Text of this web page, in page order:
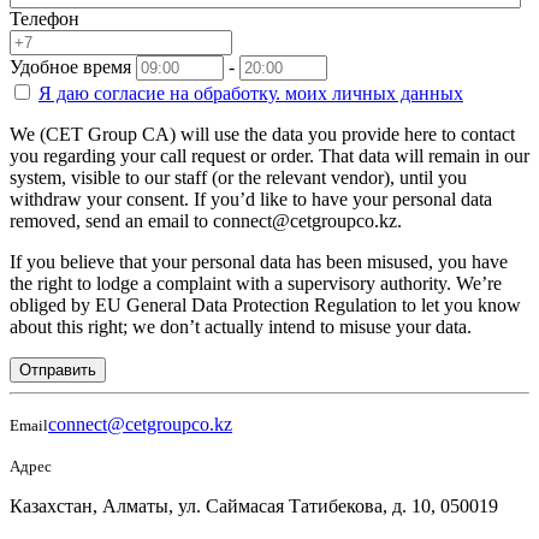
Телефон
Удобное время
-
Я даю согласие на обработку. моих личных данных
We (CET Group CA) will use the data you provide here to contact
you regarding your call request or order. That data will remain in our
system, visible to our staff (or the relevant vendor), until you
withdraw your consent. If you’d like to have your personal data
removed, send an email to connect@cetgroupco.kz.
If you believe that your personal data has been misused, you have
the right to lodge a complaint with a supervisory authority. We’re
obliged by EU General Data Protection Regulation to let you know
about this right; we don’t actually intend to misuse your data.
Отправить
Emailconnect@cetgroupco.kz
Адрес
Казахстан, Алматы, ул. Саймасая Татибекова, д. 10, 050019